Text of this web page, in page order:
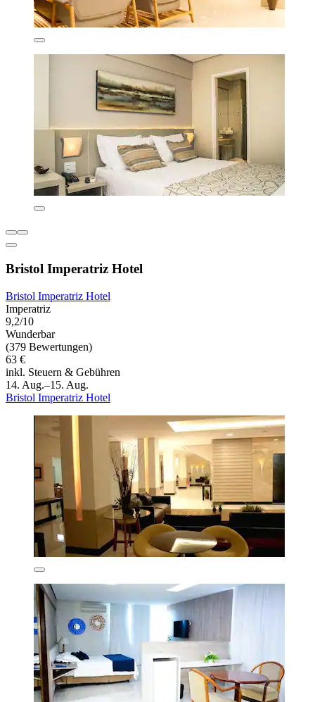
Bristol Imperatriz Hotel
Bristol Imperatriz Hotel
Imperatriz
9,2/10
Wunderbar
(379 Bewertungen)
63 €
inkl. Steuern & Gebühren
14. Aug.–15. Aug.
Bristol Imperatriz Hotel